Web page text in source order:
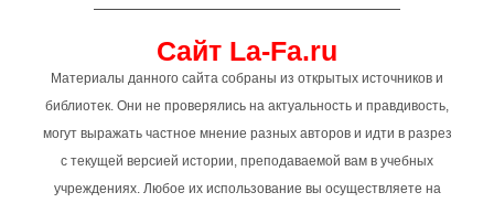
Сайт La-Fa.ru
Материалы данного сайта собраны из открытых источников и
библиотек. Они не проверялись на актуальность и правдивость,
могут выражать частное мнение разных авторов и идти в разрез
с текущей версией истории, преподаваемой вам в учебных
учреждениях. Любое их использование вы осуществляете на